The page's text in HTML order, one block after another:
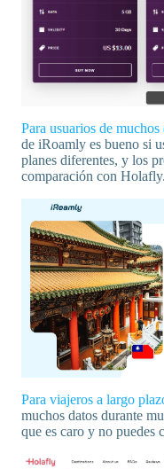
Para usuarios de muchos
de iRoamly es bueno si
planes diferentes, y los
comparación con Holafly.
Para viajeros a largo
muchos datos durante
que es caro y no puedes